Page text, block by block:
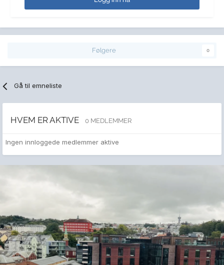
Følgere 0
Gå til emneliste
HVEM ER AKTIVE 0 MEDLEMMER
Ingen innloggede medlemmer aktive